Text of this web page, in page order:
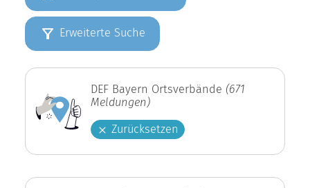
Erweiterte Suche
DEF Bayern Ortsverbände (671
Meldungen)
Zurücksetzen